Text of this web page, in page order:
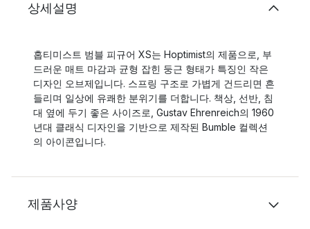
상세설명
홉티미스트 범블 피규어 XS는 Hoptimist의 제품으로, 부
드러운 매트 마감과 균형 잡힌 둥근 형태가 특징인 작은
디자인 오브제입니다. 스프링 구조로 가볍게 건드리면 흔
들리며 일상에 유쾌한 분위기를 더합니다. 책상, 선반, 침
대 옆에 두기 좋은 사이즈로, Gustav Ehrenreich의 1960
년대 클래식 디자인을 기반으로 제작된 Bumble 컬렉션
의 아이콘입니다.
제품사양